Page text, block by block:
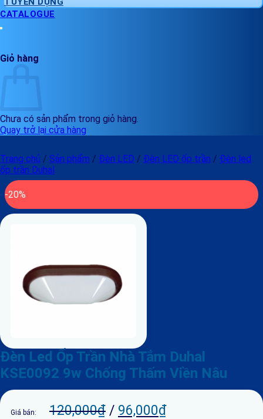
CATALOGUE
Giỏ hàng
Chưa có sản phẩm trong giỏ hàng.
Quay trở lại cửa hàng
Trang chủ / Sản phẩm / Đèn LED / Đèn LED ốp trần / Đèn led
ốp trần Duhal
-20%
Đèn Led Ốp Trần Nhà Tắm Duhal
KSE0092 9w Chống Thấm Viền Nâu
Giá bán: 120,000₫ / 96,000₫